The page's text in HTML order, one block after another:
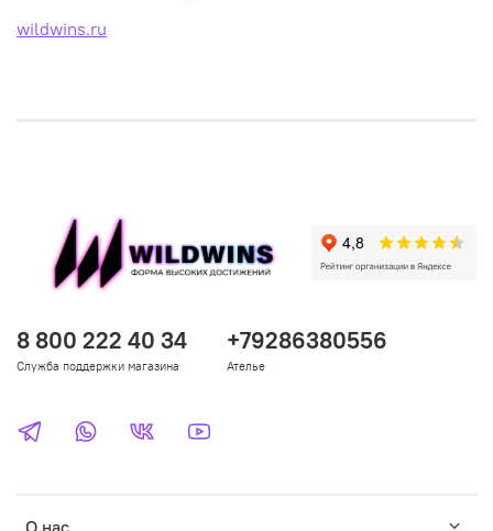
wildwins.ru
О нас
8 800 222 40 34
Служба поддержки магазина
+79286380556
Ателье